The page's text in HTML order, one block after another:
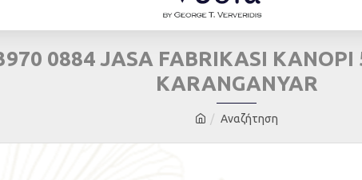
Αναζήτηση
0884 JASA FABRIKASI KANOPI
KARANGANYAR